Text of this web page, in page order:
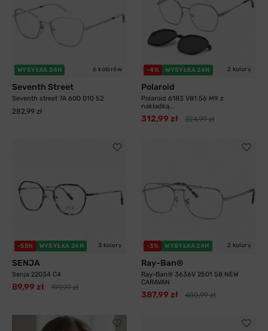
WYSYŁKA 24H 6 kolorów
Seventh Street
Seventh street 7A 600 010 52
282,99 zł
-4% WYSYŁKA 24H 2 kolory
Polaroid
Polaroid 6183 V81 56 M9 z
nakładką...
312,99 zł 324,99 zł
-55% WYSYŁKA 24H 3 kolory
SENJA
Senja 22034 C4
89,99 zł 199,99 zł
-3% WYSYŁKA 24H 2 kolory
Ray-Ban®
Ray-Ban® 3636V 2501 58 NEW
CARAVAN
387,99 zł 400,99 zł